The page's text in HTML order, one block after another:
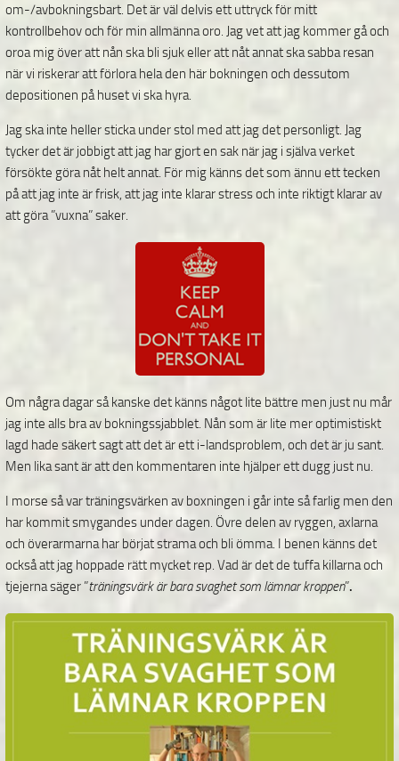
om-/avbokningsbart. Det är väl delvis ett uttryck för mitt
kontrollbehov och för min allmänna oro. Jag vet att jag kommer gå och
oroa mig över att nån ska bli sjuk eller att nåt annat ska sabba resan
när vi riskerar att förlora hela den här bokningen och dessutom
depositionen på huset vi ska hyra.
Jag ska inte heller sticka under stol med att jag det personligt. Jag
tycker det är jobbigt att jag har gjort en sak när jag i själva verket
försökte göra nåt helt annat. För mig känns det som ännu ett tecken
på att jag inte är frisk, att jag inte klarar stress och inte riktigt klarar av
att göra ”vuxna” saker.
Om några dagar så kanske det känns något lite bättre men just nu mår
jag inte alls bra av bokningssjabblet. Nån som är lite mer optimistiskt
lagd hade säkert sagt att det är ett i-landsproblem, och det är ju sant.
Men lika sant är att den kommentaren inte hjälper ett dugg just nu.
I morse så var träningsvärken av boxningen i går inte så farlig men den
har kommit smygandes under dagen. Övre delen av ryggen, axlarna
och överarmarna har börjat strama och bli ömma. I benen känns det
också att jag hoppade rätt mycket rep. Vad är det de tuffa killarna och
tjejerna säger ”träningsvärk är bara svaghet som lämnar kroppen”.